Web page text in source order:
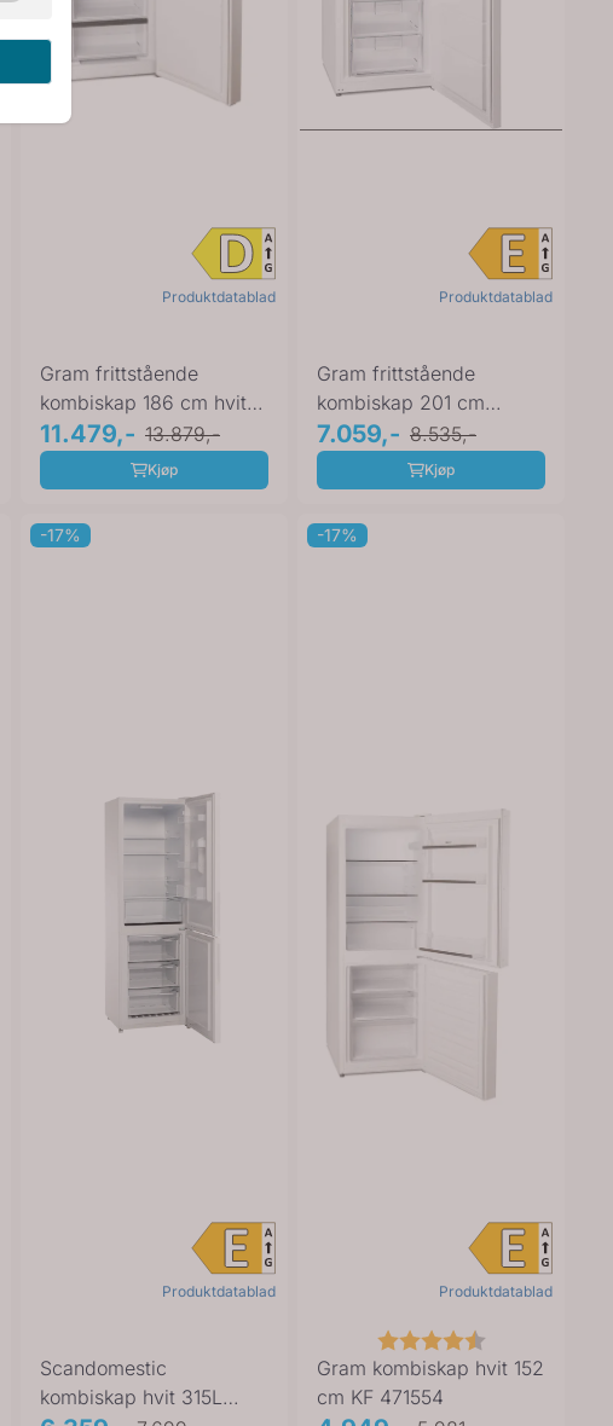
Produktdatablad
Gram frittstående
kombiskap 186 cm hvit
KF 581865 FN
11.479,- 13.879,-
Kjøp
Produktdatablad
Gram frittstående
kombiskap 201 cm
hvit KF 412064 N
7.059,- 8.535,-
Kjøp
-17%
Produktdatablad
Scandomestic
kombiskap hvit 315L
-17%
Produktdatablad
Karakter:
Gram kombiskap hvit 152
cm KF 471554